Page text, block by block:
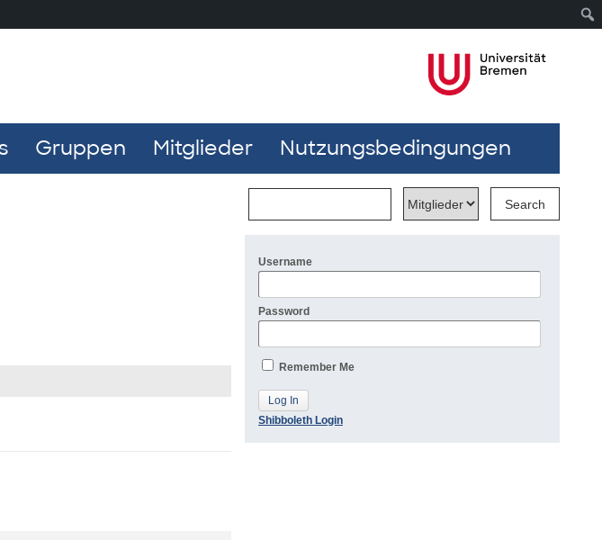
Gruppen Mitglieder Nutzungsbedingungen
Username
Password
Remember Me
Shibboleth Login